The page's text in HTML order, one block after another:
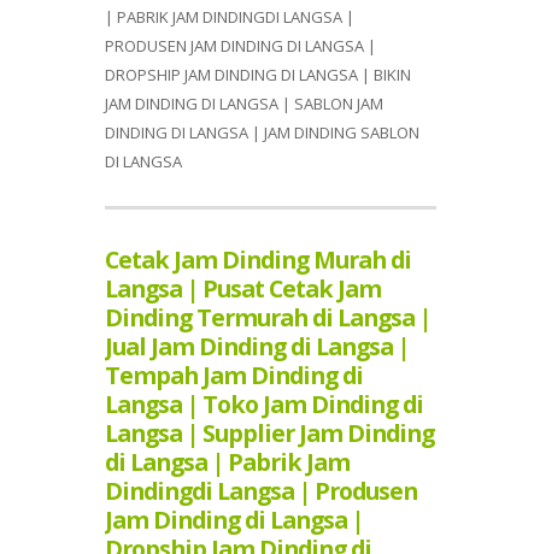
| PABRIK JAM DINDINGDI LANGSA |
PRODUSEN JAM DINDING DI LANGSA |
DROPSHIP JAM DINDING DI LANGSA | BIKIN
JAM DINDING DI LANGSA | SABLON JAM
DINDING DI LANGSA | JAM DINDING SABLON
DI LANGSA
Cetak Jam Dinding Murah di
Langsa | Pusat Cetak Jam
Dinding Termurah di Langsa |
Jual Jam Dinding di Langsa |
Tempah Jam Dinding di
Langsa | Toko Jam Dinding di
Langsa | Supplier Jam Dinding
di Langsa | Pabrik Jam
Dindingdi Langsa | Produsen
Jam Dinding di Langsa |